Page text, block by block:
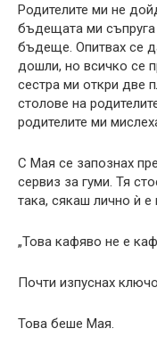
Родителите ми не
бъдещата ми
бъдеще. Опитвах се
дошли, но всичко се
сестра ми откри две
столове на
родителите ми
С Мая се запознах
сервиз за гуми. Тя
така, сякаш лично ѝ е
„Това кафяво не е
Почти изпуснах
Това беше Мая.